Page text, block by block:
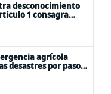
desconocimiento
1 consagra
nacional y
agrícola
desastres por pasos